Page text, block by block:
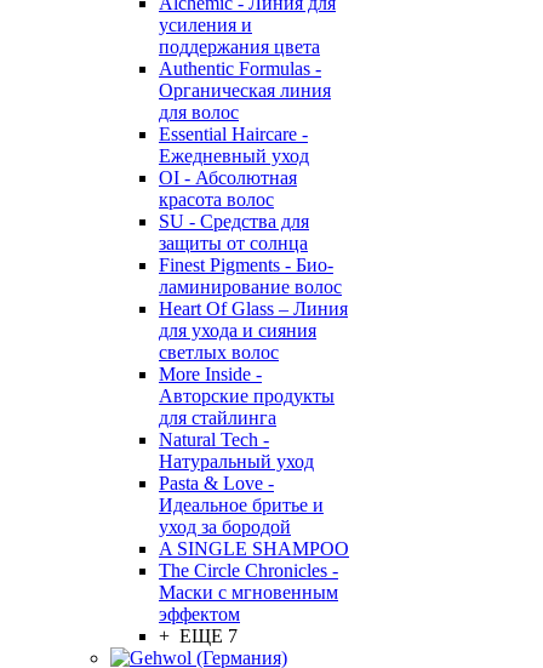
усиления и
поддержания цвета
Authentic Formulas -
Органическая линия
для волос
Essential Haircare -
Eжедневный уход
OI - Абсолютная
красота волос
SU - Средства для
защиты от солнца
Finest Pigments - Био-
ламинирование волос
Heart Of Glass – Линия
для ухода и сияния
светлых волос
More Inside -
Авторские продукты
для стайлинга
Natural Tech -
Натуральный уход
Pasta & Love -
Идеальное бритье и
уход за бородой
A SINGLE SHAMPOO
The Circle Chronicles -
Маски с мгновенным
эффектом
+ ЕЩЕ 7